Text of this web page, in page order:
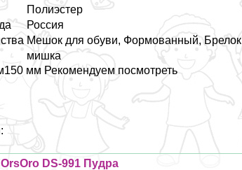
Полиэстер
Россия
Мешок для обуви, Формованный, Брелок
мишка
мм Рекомендуем посмотреть
DS-991 Пудра